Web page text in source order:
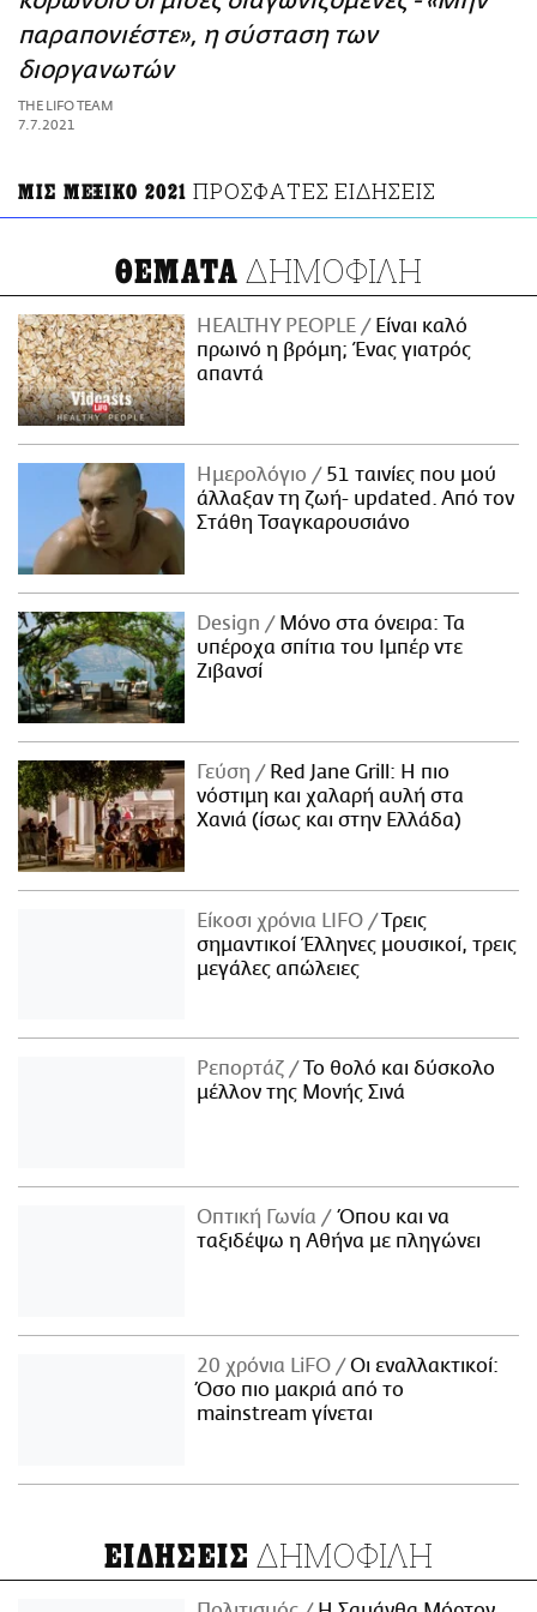
ΑΜΠΑ
PRINT
παραπονιέστε», η σύσταση των
διοργανωτών
THE LIFO TEAM
7.7.2021
ΜΙΣ ΜΕΞΙΚΟ 2021 ΠΡΟΣΦΑΤΕΣ ΕΙΔΗΣΕΙΣ
ΘΕΜΑΤΑ ΔΗΜΟΦΙΛΗ
HEALTHY PEOPLE
Είναι καλό
πρωινό η βρόμη; Ένας γιατρός
απαντά
Ημερολόγιο
51 ταινίες που μού
άλλαξαν τη ζωή- updated. Aπό τον
Στάθη Τσαγκαρουσιάνο
Design
Μόνο στα όνειρα: Τα
υπέροχα σπίτια του Ιμπέρ ντε
Ζιβανσί
Γεύση
Red Jane Grill: Η πιο
νόστιμη και χαλαρή αυλή στα
Χανιά (ίσως και στην Ελλάδα)
Είκοσι χρόνια LIFO
Tρεις
σημαντικοί Έλληνες μουσικοί, τρεις
μεγάλες απώλειες
Ρεπορτάζ
Το θολό και δύσκολο
μέλλον της Μονής Σινά
Οπτική Γωνία
Όπου και να
ταξιδέψω η Αθήνα με πληγώνει
20 χρόνια LiFO
Οι εναλλακτικοί:
Όσο πιο μακριά από το
mainstream γίνεται
ΕΙΔΗΣΕΙΣ ΔΗΜΟΦΙΛΗ